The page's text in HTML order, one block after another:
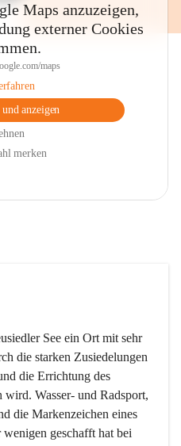
Maps anzuzeigen,
externer Cookies
maps
anzeigen
merken
See ein Ort mit sehr
die starken Zusiedelungen
die Errichtung des
Wasser- und Radsport,
die Markenzeichen eines
geschafft hat bei